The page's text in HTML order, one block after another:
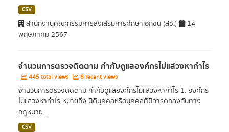
CSV
สำนักงานคณะกรรมการส่งเสริมการศึกษาเอกชน (สช.)
14
พฤษภาคม 2567
จำนวนการตรวจติดตาม กำกับดูแลองค์กรไม่แสวงหากำไร
445 total views 8 recent views
จำนวนการตรวจติดตาม กำกับดูแลองค์กรไม่แสวงหากำไร 1. องค์กร
ไม่แสวงหากำไร หมายถึง นิติบุคคลหรือบุคคลที่มีการตกลงกันทาง
กฎหมาย...
CSV